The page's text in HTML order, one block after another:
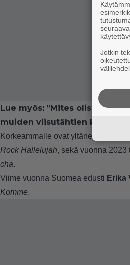
Lue myös: ”Mites olis
muiden viisutähtien kanssa,
Korkeammalle ovat yltäneet
Rock Hallelujah, sekä vuonna
cha.
Viime vuonna Suomea edusti Erika
Komme.
Jotkin